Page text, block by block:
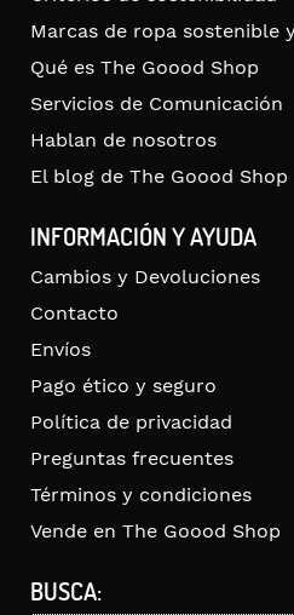
Marcas de ropa
Qué es The Goood Shop
Servicios de Comunicación
Hablan de nosotros
El blog de The Goood Shop
INFORMACIÓN Y AYUDA
Cambios y Devoluciones
Contacto
Envíos
Pago ético y seguro
Política de privacidad
Preguntas frecuentes
Términos y condiciones
Vende en The Goood Shop
BUSCA: